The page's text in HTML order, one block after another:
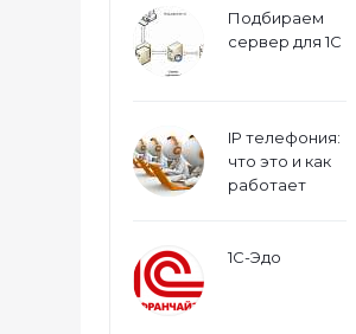
Подбираем
сервер для 1С
IP телефония:
что это и как
работает
1С-Эдо